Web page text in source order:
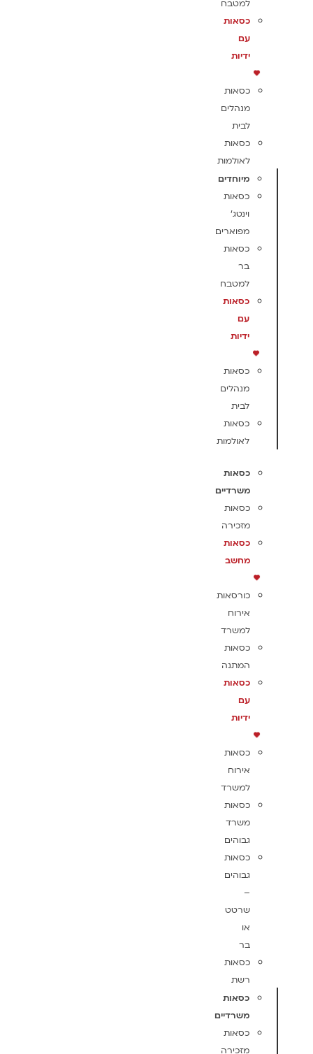
למטבח
כסאות
עם
ידיות
כסאות
מנהלים
לבית
כסאות
לאולמות
מיוחדים
כסאות
וינטג'
מפוארים
כסאות
בר
למטבח
כסאות
עם
ידיות
כסאות
מנהלים
לבית
כסאות
לאולמות
כסאות
משרדיים
כסאות
מזכירה
כסאות
מחשב
כורסאות
אירוח
למשרד
כסאות
המתנה
כסאות
עם
ידיות
כסאות
אירוח
למשרד
כסאות
משרד
גבוהים
כסאות
גבוהים
–
שרטט
או
בר
כסאות
רשת
כסאות
משרדיים
כסאות
מזכירה